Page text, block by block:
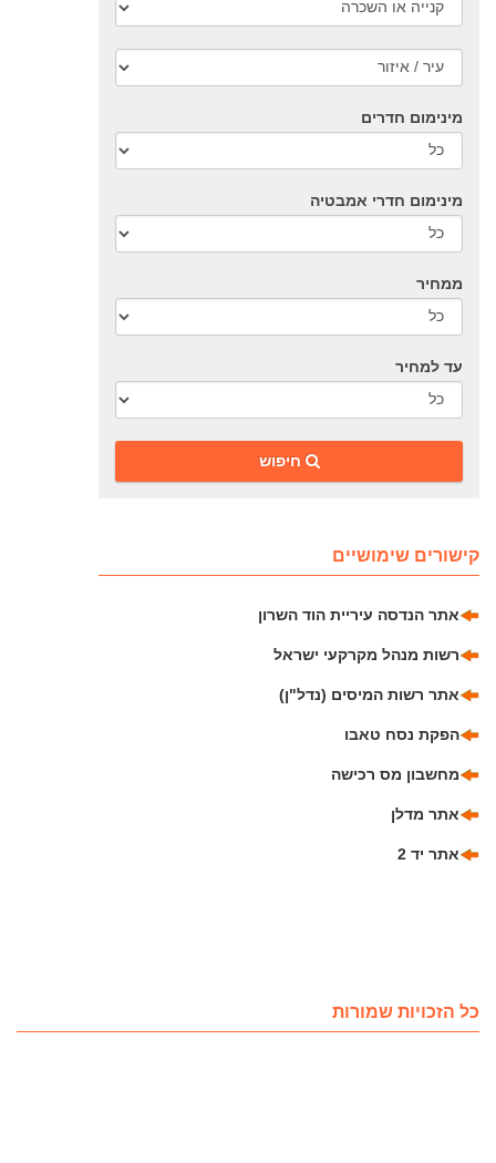
מינימום חדרים
מינימום חדרי אמבטיה
ממחיר
עד למחיר
‎חיפוש
קישורים שימושיים
אתר הנדסה עיריית הוד השרון
רשות מנהל מקרקעי ישראל
אתר רשות המיסים (נדל"ן)
הפקת נסח טאבו
מחשבון מס רכישה
אתר מדלן
אתר יד 2
כל הזכויות שמורות